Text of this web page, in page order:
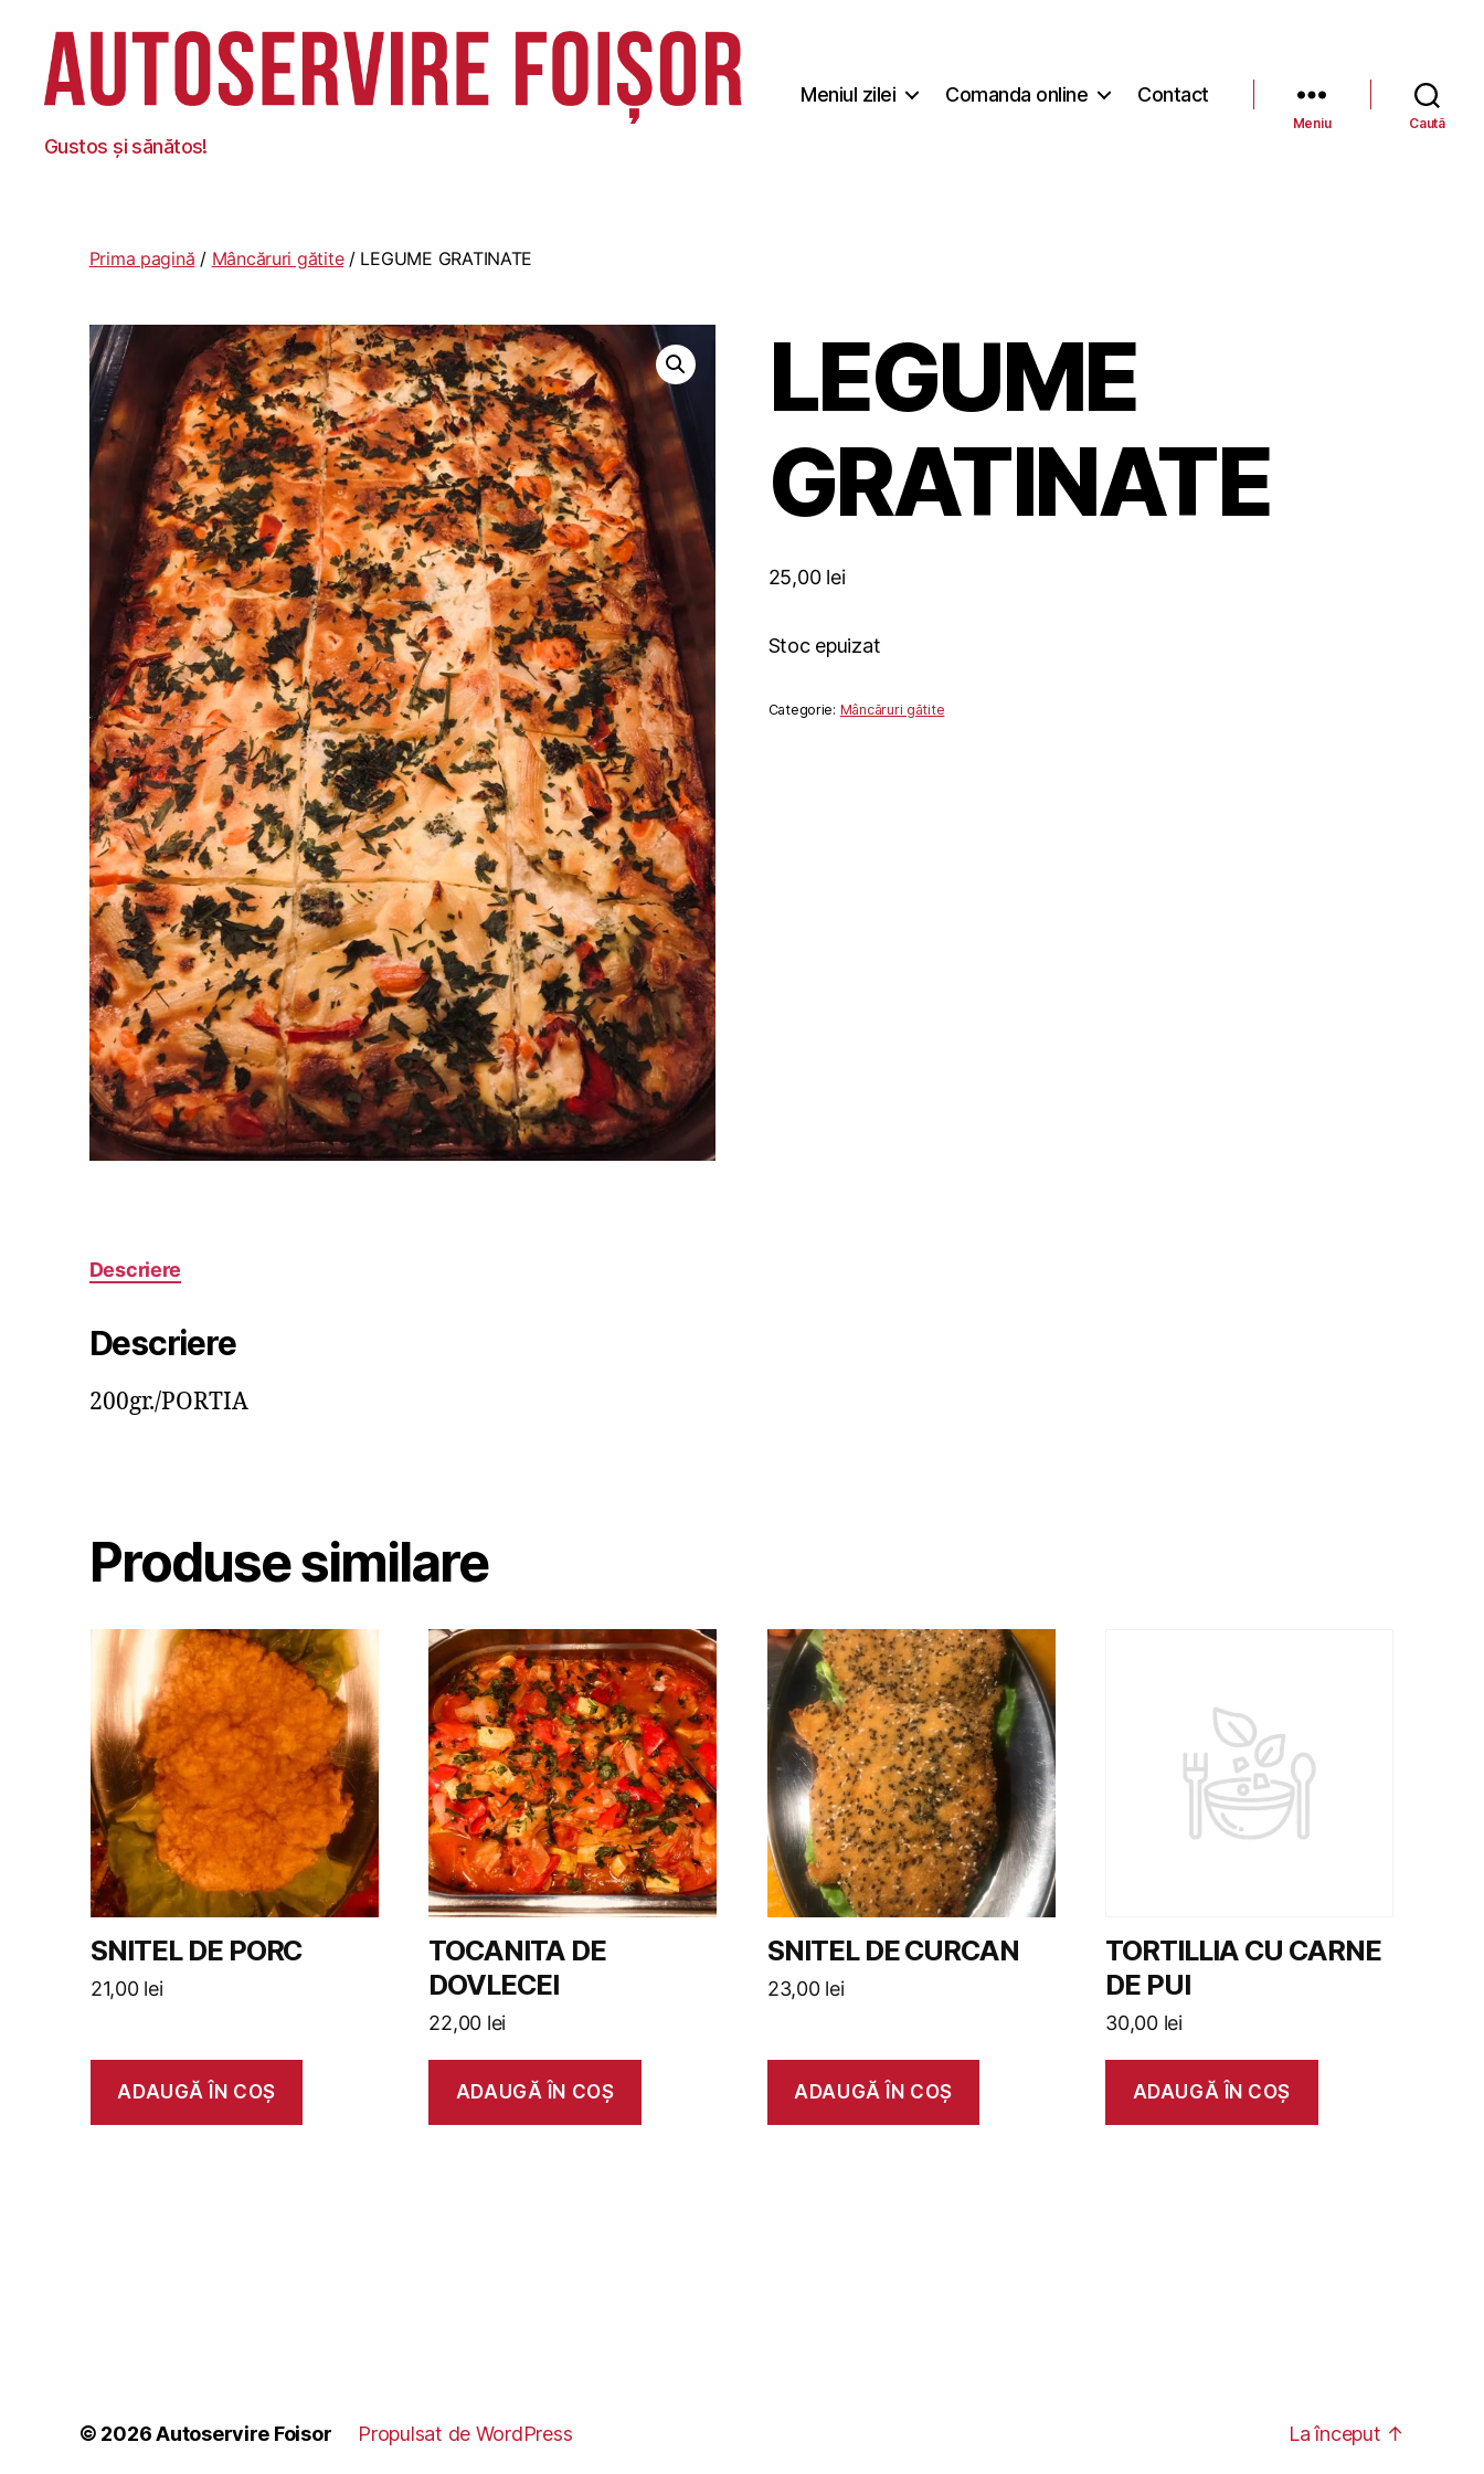
Autoservire
Foisor
Gustos și sănătos!
Meniul zilei Comanda online Contact
Meniu Caută
Prima pagină / Mâncăruri gătite/ LEGUME GRATINATE
LEGUME
GRATINATE
25,00 lei
Stoc epuizat
Categorie: Mâncăruri gătite
Descriere
Descriere
200gr./PORTIA
Produse similare
SNITEL DE PORC
21,00 lei
ADAUGĂ ÎN COȘ
TOCANITA DE
DOVLECEI
22,00 lei
ADAUGĂ ÎN COȘ
SNITEL DE CURCAN
23,00 lei
ADAUGĂ ÎN COȘ
TORTILLIA CU CARNE
DE PUI
30,00 lei
ADAUGĂ ÎN COȘ
© 2026Autoservire Foisor Propulsat de WordPress La început ↑